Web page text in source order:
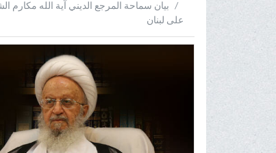
بیان سماحة المرجع الدیني آية الله مکارم
علی لبنان